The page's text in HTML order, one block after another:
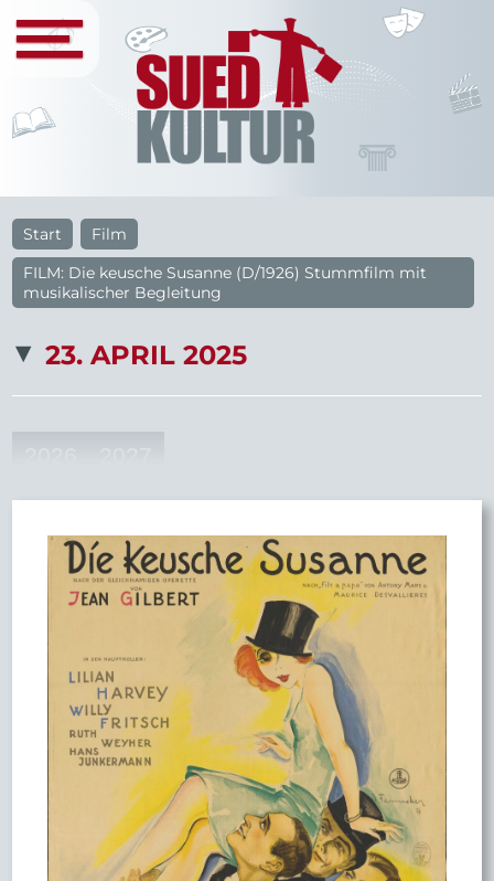
Start
Film
FILM: Die keusche Susanne (D/1926) Stummfilm mit
musikalischer Begleitung
23. APRIL 2025